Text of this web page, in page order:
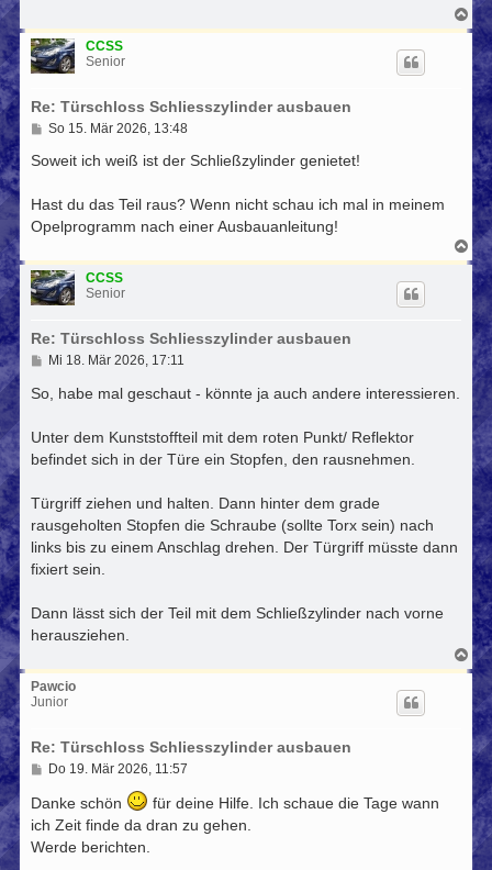
N
a
c
h
o
b
n
CCSS
Senior
Re: Türschloss Schliesszylinder ausbauen
B
i
a
So 15. Mär 2026, 13:48
Soweit ich weiß ist der Schließzylinder genietet!
Hast du das Teil raus? Wenn nicht schau ich mal in meinem
Opelprogramm nach einer Ausbauanleitung!
N
a
c
h
b
e
n
CCSS
Senior
Re: Türschloss Schliesszylinder ausbauen
B
i
a
g
Mi 18. Mär 2026, 17:11
So, habe mal geschaut - könnte ja auch andere interessieren.
Unter dem Kunststoffteil mit dem roten Punkt/ Reflektor
befindet sich in der Türe ein Stopfen, den rausnehmen.
Türgriff ziehen und halten. Dann hinter dem grade
rausgeholten Stopfen die Schraube (sollte Torx sein) nach
links bis zu einem Anschlag drehen. Der Türgriff müsste dann
fixiert sein.
Dann lässt sich der Teil mit dem Schließzylinder nach vorne
herausziehen.
N
a
h
o
b
n
Pawcio
Junior
Re: Türschloss Schliesszylinder ausbauen
B
i
r
a
Do 19. Mär 2026, 11:57
Danke schön
für deine Hilfe. Ich schaue die Tage wann
ich Zeit finde da dran zu gehen.
Werde berichten.